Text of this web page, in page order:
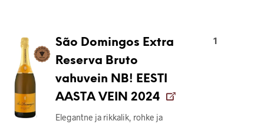
São Domingos Extra
Reserva Bruto
vahuvein NB! EESTI
AASTA VEIN 2024
Elegantne ja rikkalik, rohke ja
1